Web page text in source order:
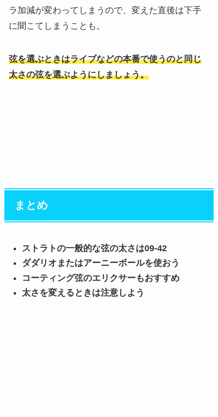
ラ加減が変わってしまうので、変えた直後は下手
に聞こてしまうことも。
弦を選ぶときはライブなどの本番で使うのと同じ
太さの弦を選ぶようにしましょう。
まとめ
ストラトの一般的な弦の太さは09‐42
ダダリオまたはアーニーボールを使おう
コーティング弦のエリクサーもおすすめ
太さを変えるときは注意しよう